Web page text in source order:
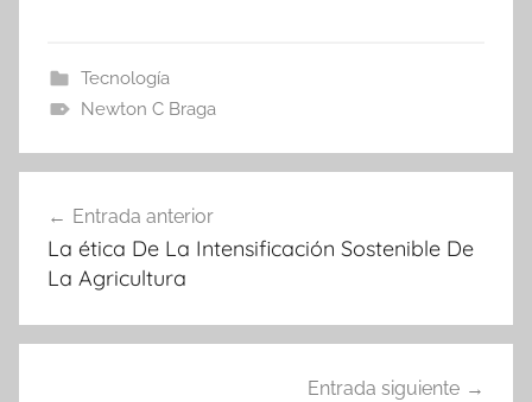
Tecnología
Newton C Braga
de
entradas
Entrada anterior
La ética De La Intensificación Sostenible De
La Agricultura
Entrada siguiente